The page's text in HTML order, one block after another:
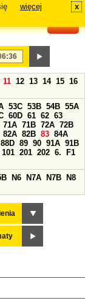
więcej x
11 12 13 14 15 16
53C 53B 54B 55A
60D 61 62 63
71A 71B 72A 72B
82A 82B 83 84A
88D 89 90 91A 91B
101 201 202 6.
F1
N6 N7A N7B
N8